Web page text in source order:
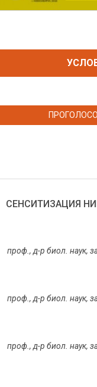
СЕНСИТИЗАЦИЯ
проф., д-р биол. наук,
проф., д-р биол. наук,
проф., д-р биол. наук,